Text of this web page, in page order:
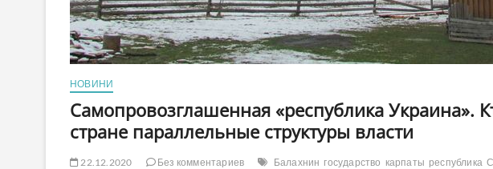
НОВИНИ
Самопровозглашенная «республика Украина».
стране параллельные структуры власти
22.12.2020 Без комментариев Балахнин государство карпаты республика